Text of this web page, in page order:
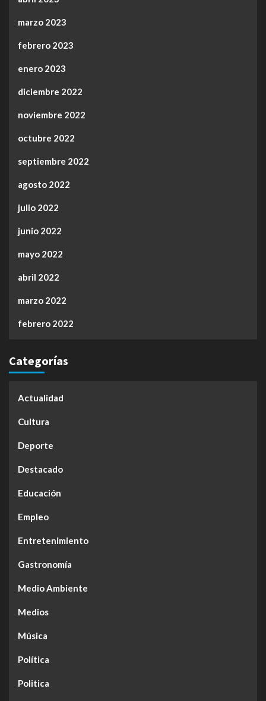
marzo 2023
febrero 2023
enero 2023
diciembre 2022
noviembre 2022
octubre 2022
septiembre 2022
agosto 2022
julio 2022
junio 2022
mayo 2022
abril 2022
marzo 2022
febrero 2022
Categorías
Actualidad
Cultura
Deporte
Destacado
Educación
Empleo
Entretenimiento
Gastronomía
Medio Ambiente
Medios
Música
Política
Politica